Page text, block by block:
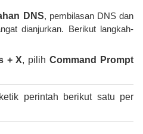
DNS, pembilasan DNS dan
dianjurkan. Berikut langkah-
+ X, pilihCommand Prompt
perintah berikut satu per